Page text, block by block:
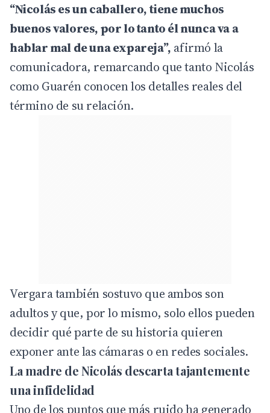
“Nicolás es un caballero, tiene muchos
buenos valores, por lo tanto él nunca va a
hablar mal de una expareja”, afirmó la
comunicadora, remarcando que tanto Nicolás
como Guarén conocen los detalles reales del
término de su relación.
Vergara también sostuvo que ambos son
adultos y que, por lo mismo, solo ellos pueden
decidir qué parte de su historia quieren
exponer ante las cámaras o en redes sociales.
La madre de Nicolás descarta tajantemente
una infidelidad
Uno de los puntos que más ruido ha generado